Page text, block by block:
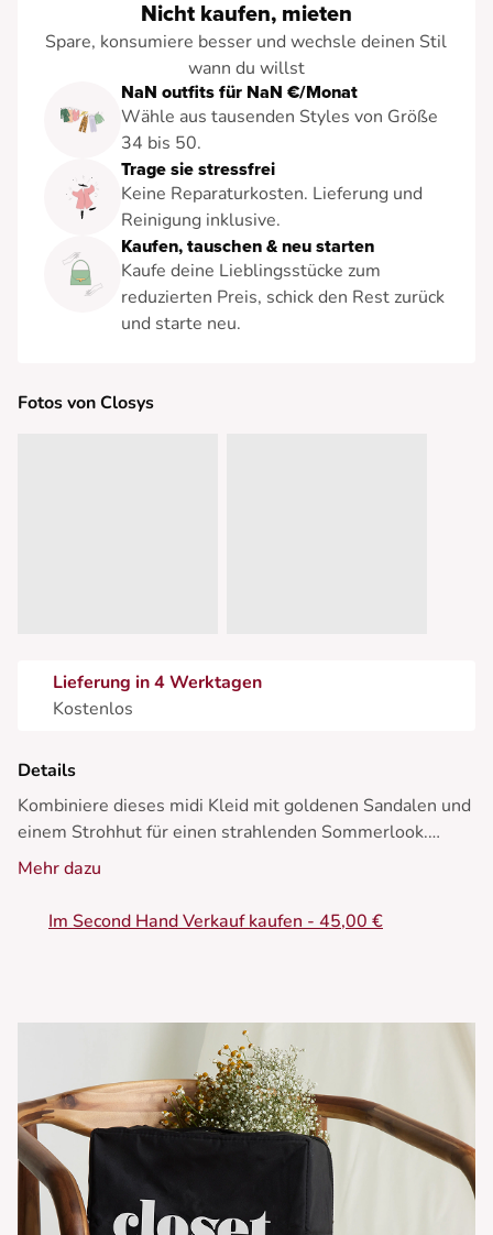
Nicht kaufen, mieten
Spare, konsumiere besser und wechsle deinen Stil
wann du willst
NaN outfits für NaN €/Monat
Wähle aus tausenden Styles von Größe
34 bis 50.
Trage sie stressfrei
Keine Reparaturkosten. Lieferung und
Reinigung inklusive.
Kaufen, tauschen & neu starten
Kaufe deine Lieblingsstücke zum
reduzierten Preis, schick den Rest zurück
und starte neu.
Fotos von Closys
Lieferung in 4 Werktagen
Kostenlos
Details
Kombiniere dieses midi Kleid mit goldenen Sandalen und
einem Strohhut für einen strahlenden Sommerlook.
• Schleife in der Taille
Mehr dazu
Im Second Hand Verkauf kaufen - 45,00 €